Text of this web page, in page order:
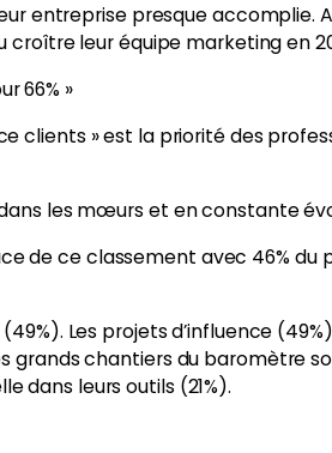
entreprise presque accomplie.
leur équipe marketing en
66% »
clients » est la priorité des
les mœurs et en constante
de ce classement avec 46% du
Les projets d’influence
grands chantiers du baromètre
dans leurs outils (21%).